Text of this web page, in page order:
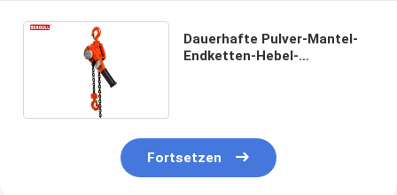
Dauerhafte Pulver-Mantel-
Endketten-Hebel-
Fortsetzen